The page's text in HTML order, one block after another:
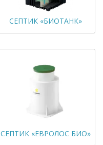
СЕПТИК «БИОТАНК»
СЕПТИК «ЕВРОЛОС БИО»